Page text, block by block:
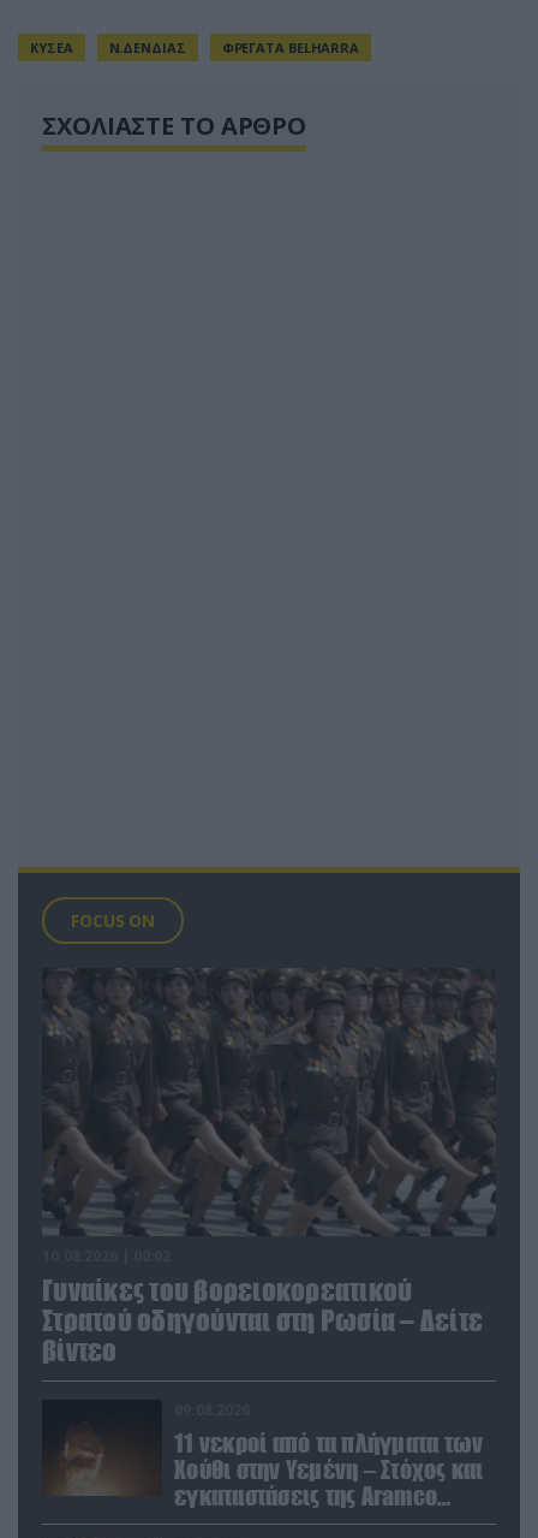
ΚΥΣΕΑ Ν.ΔΕΝΔΙΑΣ ΦΡΕΓΑΤΑ BELHARRA
ΣΧΟΛΙΑΣΤΕ ΤΟ ΑΡΘΡΟ
FOCUS ON
Γυναίκες του βορειοκορεατικού
Στρατού οδηγούνται στη Ρωσία – Δείτε
βίντεο
11 νεκροί από τα πλήγματα των
Χούθι στην Υεμένη – Στόχος και
εγκαταστάσεις της Aramco
(βίντεο)